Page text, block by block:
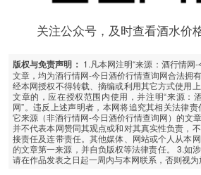
关注公众号，及时查看酒水价
版权与免责声明： 1.凡本网注明“来源：酒行情网
文章，均为酒行情网-今日酒价行情查询网合法拥
经本网授权不得转载、摘编或利用其它方式使用
文章的，应在授权范围内使用，并注明“来源：
网”。违反上述声明者，本网将追究其相关法律
它来源（非酒行情网-今日酒价行情查询网）的文
并不代表本网赞同其观点或和对其真实性负责，
接责任及连带责任。其他媒体、网站或个人从本
的文章第一来源，并自负版权等法律责任。 3.如
请在作品发表之日起一周内与本网联系，否则视为